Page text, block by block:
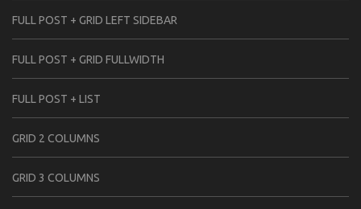
FULL POST + GRID LEFT SIDEBAR
FULL POST + GRID FULLWIDTH
FULL POST + LIST
GRID 2 COLUMNS
GRID 3 COLUMNS